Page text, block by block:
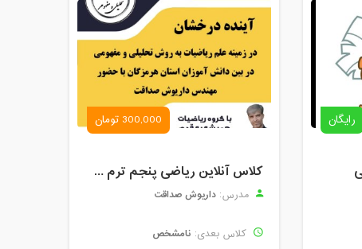
رایگان 300,000 تومان
کلاس آنلاین ریاضی پنجم ترم چهارم شهریور 1403
مدرس: داریوش صداقت
کلاس بعدی: نامشخص